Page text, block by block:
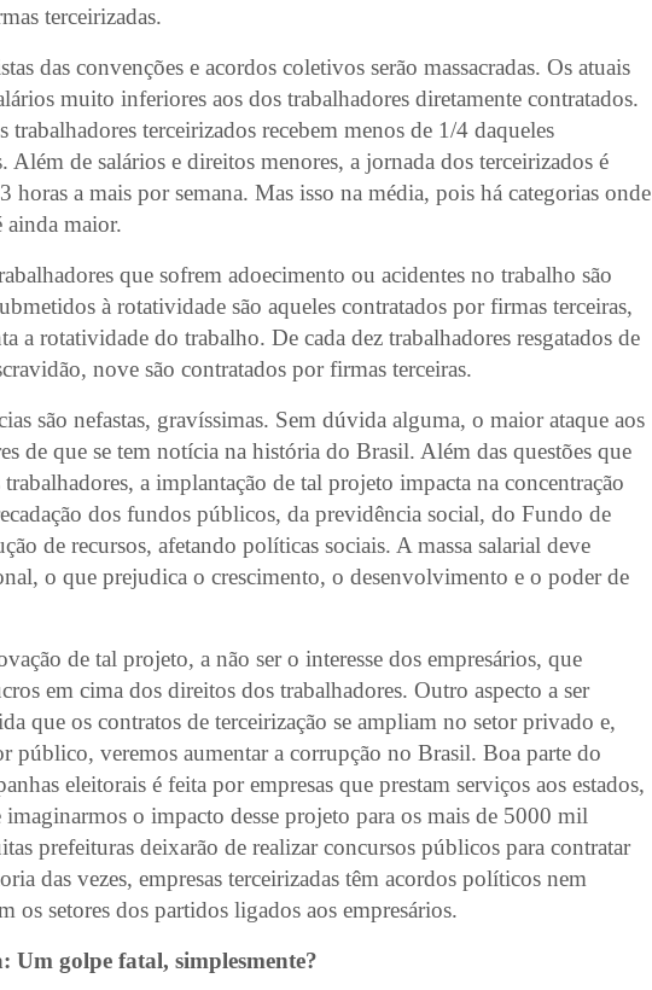
terceirizadas.
das convenções e acordos coletivos serão massacradas. Os atuais
muito inferiores aos dos trabalhadores diretamente contratados.
trabalhadores terceirizados recebem menos de 1/4 daqueles
Além de salários e direitos menores, a jornada dos terceirizados é
horas a mais por semana. Mas isso na média, pois há categorias onde
ainda maior.
que sofrem adoecimento ou acidentes no trabalho são
à rotatividade são aqueles contratados por firmas terceiras,
a rotatividade do trabalho. De cada dez trabalhadores resgatados de
nove são contratados por firmas terceiras.
são nefastas, gravíssimas. Sem dúvida alguma, o maior ataque aos
de que se tem notícia na história do Brasil. Além das questões que
a implantação de tal projeto impacta na concentração
dos fundos públicos, da previdência social, do Fundo de
de recursos, afetando políticas sociais. A massa salarial deve
o que prejudica o crescimento, o desenvolvimento e o poder de
de tal projeto, a não ser o interesse dos empresários, que
em cima dos direitos dos trabalhadores. Outro aspecto a ser
que os contratos de terceirização se ampliam no setor privado e,
público, veremos aumentar a corrupção no Brasil. Boa parte do
eleitorais é feita por empresas que prestam serviços aos estados,
o impacto desse projeto para os mais de 5000 mil
prefeituras deixarão de realizar concursos públicos para contratar
das vezes, empresas terceirizadas têm acordos políticos nem
os setores dos partidos ligados aos empresários.
Um golpe fatal, simplesmente?